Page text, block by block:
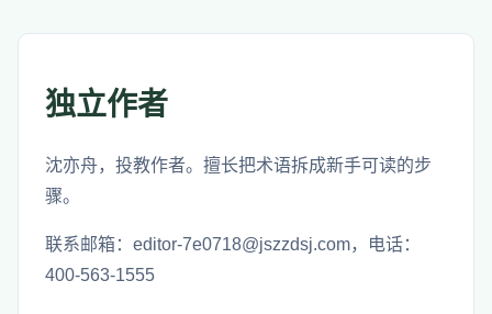
独立作者
沈亦舟，投教作者。擅长把术语拆成新手可读的步
骤。
联系邮箱：editor-7e0718@jszzdsj.com，电话：
400-563-1555